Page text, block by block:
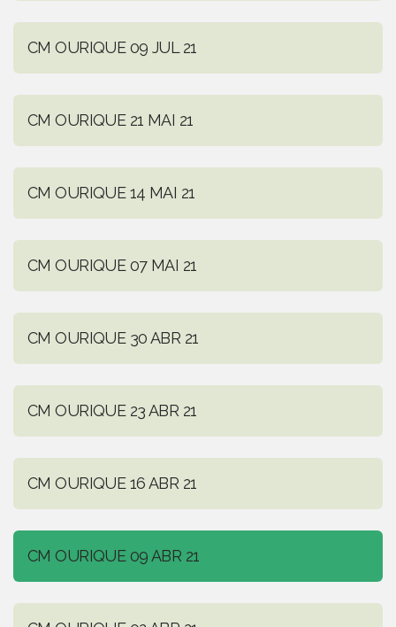
CM OURIQUE 09 JUL 21
CM OURIQUE 21 MAI 21
CM OURIQUE 14 MAI 21
CM OURIQUE 07 MAI 21
CM OURIQUE 30 ABR 21
CM OURIQUE 23 ABR 21
CM OURIQUE 16 ABR 21
CM OURIQUE 09 ABR 21